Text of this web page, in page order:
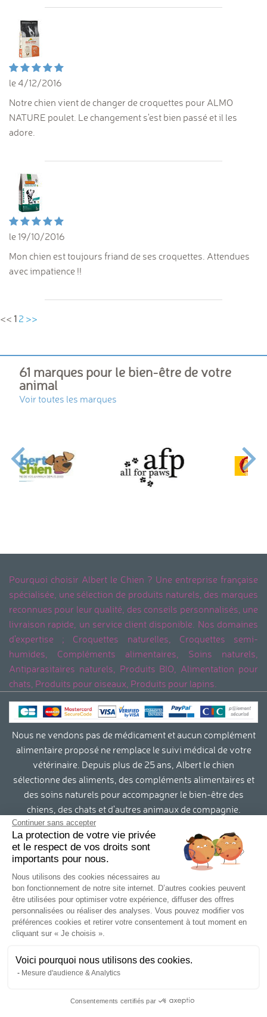
le 4/12/2016
Notre chien vient de changer de croquettes pour ALMO
NATURE poulet. Le changement s'est bien passé et il les
adore.
le 19/10/2016
Mon chien est toujours friand de ses croquettes. Attendues
avec impatience !!
<< 1 2 >>
61 marques pour le bien-être de votre
animal
Voir toutes les marques
Pourquoi choisir Albert le Chien ? Une entreprise française
spécialisée, une sélection de produits naturels, des marques
reconnues pour leur qualité, des conseils personnalisés, une
livraison rapide, un service client disponible. Nos domaines
d'expertise ; Croquettes naturelles, Croquettes semi-
humides, Compléments alimentaires, Soins naturels,
Antiparasitaires naturels, Produits BIO, Alimentation pour
chats, Produits pour oiseaux, Produits pour lapins.
Nous ne vendons pas de médicament et aucun complément
alimentaire proposé ne remplace le suivi médical de votre
vétérinaire. Depuis plus de 25 ans, Albert le chien
sélectionne des aliments, des compléments alimentaires et
des soins naturels pour accompagner le bien-être des
chiens, des chats et d'autres animaux de compagnie.
Contact
Conditions générales de vente et RGPD
Mentions légales
Infos livraison
Qui sommes-nous?
Continuer sans accepter
La protection de votre vie privée
et le respect de vos droits sont
importants pour nous.
Nous utilisons des cookies nécessaires au
bon fonctionnement de notre site internet. D’autres cookies peuvent
être utilisées pour optimiser votre expérience, diffuser des offres
personnalisées ou réaliser des analyses. Vous pouvez modifier vos
préférences cookies et retirer votre consentement à tout moment en
cliquant sur « Je choisis ».
Voici pourquoi nous utilisons des cookies.
Mesure d'audience & Analytics
Consentements certifiés par